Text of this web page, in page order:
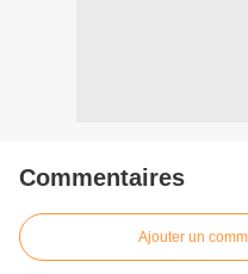
Commentaires
Ajouter un